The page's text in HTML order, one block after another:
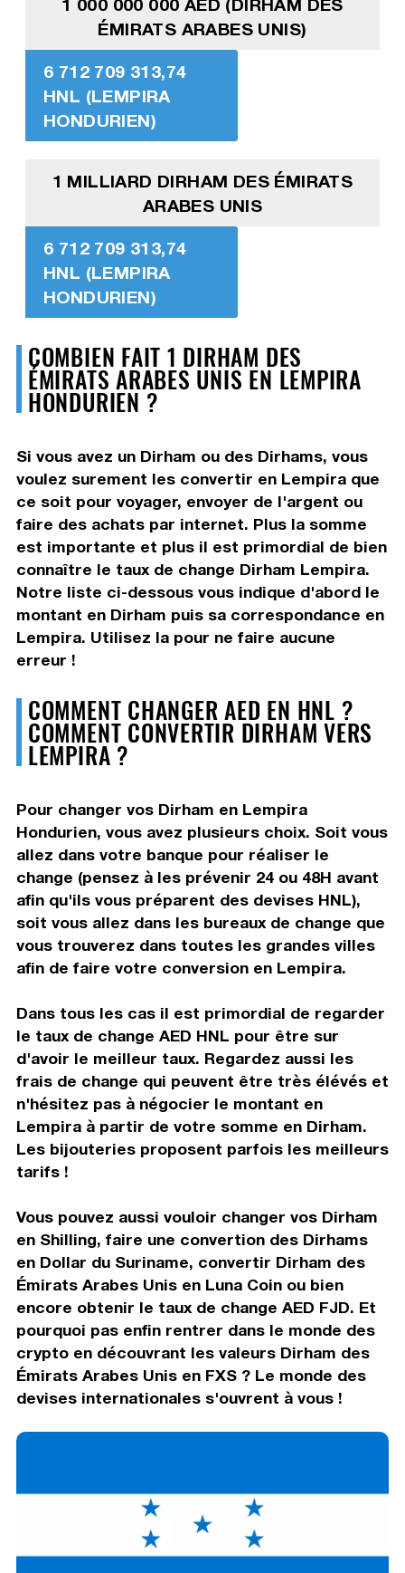
ÉMIRATS ARABES UNIS)
6 712 709 313,74
HNL (LEMPIRA
HONDURIEN)
1 MILLIARD DIRHAM DES ÉMIRATS
ARABES UNIS
6 712 709 313,74
HNL (LEMPIRA
HONDURIEN)
COMBIEN FAIT 1 DIRHAM DES
ÉMIRATS ARABES UNIS EN LEMPIRA
HONDURIEN ?
Si vous avez un Dirham ou des Dirhams, vous
voulez surement les convertir en Lempira que
ce soit pour voyager, envoyer de l'argent ou
faire des achats par internet. Plus la somme
est importante et plus il est primordial de bien
connaître le taux de change Dirham Lempira.
Notre liste ci-dessous vous indique d'abord le
montant en Dirham puis sa correspondance en
Lempira. Utilisez la pour ne faire aucune
erreur !
COMMENT CHANGER AED EN HNL ?
COMMENT CONVERTIR DIRHAM VERS
LEMPIRA ?
Pour changer vos Dirham en Lempira
Hondurien, vous avez plusieurs choix. Soit vous
allez dans votre banque pour réaliser le
change (pensez à les prévenir 24 ou 48H avant
afin qu'ils vous préparent des devises HNL),
soit vous allez dans les bureaux de change que
vous trouverez dans toutes les grandes villes
afin de faire votre conversion en Lempira.
Dans tous les cas il est primordial de regarder
le taux de change AED HNL pour être sur
d'avoir le meilleur taux. Regardez aussi les
frais de change qui peuvent être très élévés et
n'hésitez pas à négocier le montant en
Lempira à partir de votre somme en Dirham.
Les bijouteries proposent parfois les meilleurs
tarifs !
Vous pouvez aussi vouloir changer vos Dirham
en Shilling, faire une convertion des Dirhams
en Dollar du Suriname, convertir Dirham des
Émirats Arabes Unis en Luna Coin ou bien
encore obtenir le taux de change AED FJD. Et
pourquoi pas enfin rentrer dans le monde des
crypto en découvrant les valeurs Dirham des
Émirats Arabes Unis en FXS ? Le monde des
devises internationales s'ouvrent à vous !